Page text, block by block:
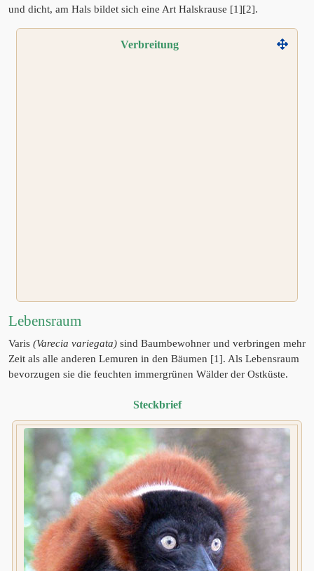
und dicht, am Hals bildet sich eine Art Halskrause [1][2].
Verbreitung
Lebensraum
Varis (Varecia variegata) sind Baumbewohner und verbringen mehr
Zeit als alle anderen Lemuren in den Bäumen [1]. Als Lebensraum
bevorzugen sie die feuchten immergrünen Wälder der Ostküste.
Steckbrief